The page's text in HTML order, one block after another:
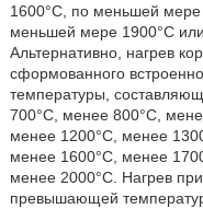
1600°С, по меньшей
меньшей мере 1900°С
Альтернативно, нагрев
сформованного
температуры,
700°С, менее 800°С,
менее 1200°С, менее
менее 1600°С, менее
менее 2000°С. Нагрев
превышающей